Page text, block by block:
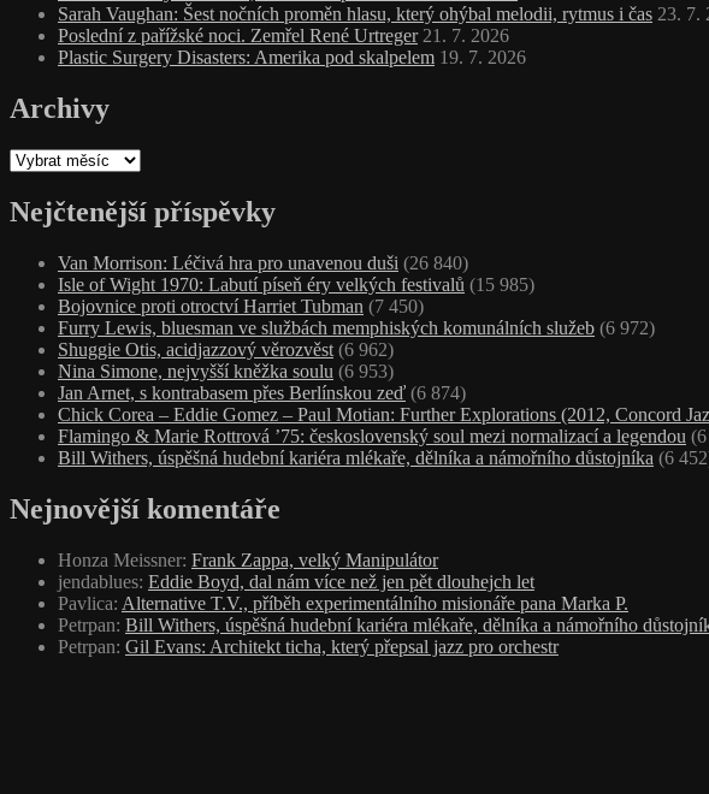
Sarah Vaughan: Šest nočních proměn hlasu, který ohýbal melodii, rytmus i čas 23. 7.
Poslední z pařížské noci. Zemřel René Urtreger 21. 7. 2026
Plastic Surgery Disasters: Amerika pod skalpelem 19. 7. 2026
Archivy
Archivy
Nejčtenější příspěvky
Van Morrison: Léčivá hra pro unavenou duši (26 840)
Isle of Wight 1970: Labutí píseň éry velkých festivalů (15 985)
Bojovnice proti otroctví Harriet Tubman (7 450)
Furry Lewis, bluesman ve službách memphiských komunálních služeb (6 972)
Shuggie Otis, acidjazzový věrozvěst (6 962)
Nina Simone, nejvyšší kněžka soulu (6 953)
Jan Arnet, s kontrabasem přes Berlínskou zeď (6 874)
Chick Corea – Eddie Gomez – Paul Motian: Further Explorations (2012, Concord
Flamingo & Marie Rottrová ’75: československý soul mezi normalizací a legendou
Bill Withers, úspěšná hudební kariéra mlékaře, dělníka a námořního důstojníka (6
Nejnovější komentáře
Honza Meissner: Frank Zappa, velký Manipulátor
jendablues: Eddie Boyd, dal nám více než jen pět dlouhejch let
Pavlica: Alternative T.V., příběh experimentálního misionáře pana Marka P.
Petrpan: Bill Withers, úspěšná hudební kariéra mlékaře, dělníka a námořního
Petrpan: Gil Evans: Architekt ticha, který přepsal jazz pro orchestr